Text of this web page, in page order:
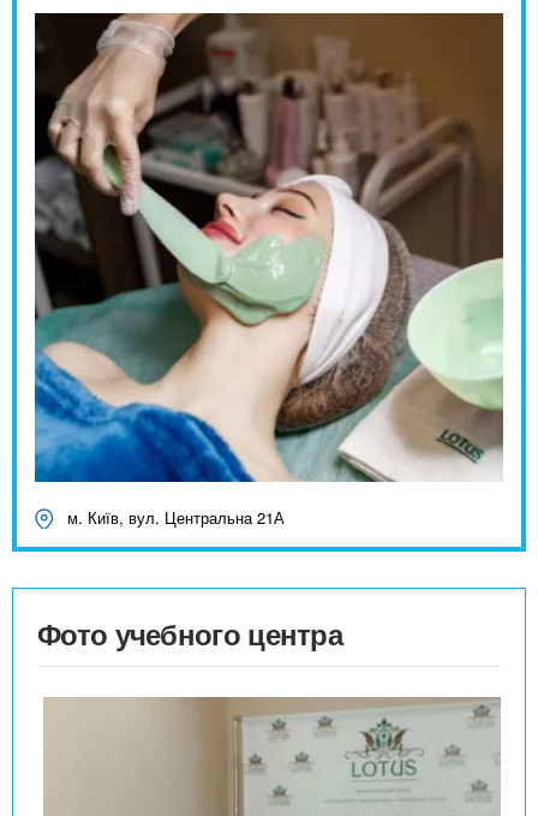
м. Київ, вул. Центральна 21А
Фото учебного центра